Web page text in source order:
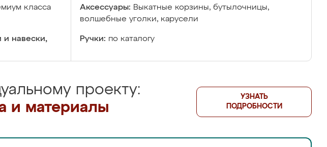
класса
Аксессуары: Выкатные корзины, бутылочницы,
волшебные уголки, карусели
и навески,
Ручки: по каталогу
проекту:
и материалы
УЗНАТЬ
ПОДРОБНОСТИ